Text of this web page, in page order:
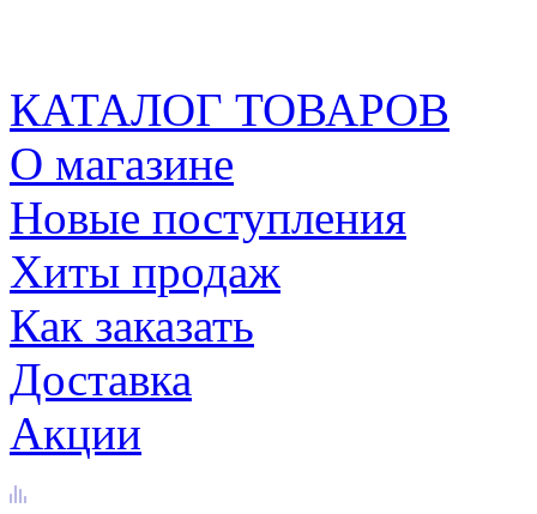
КАТАЛОГ ТОВАРОВ
О магазине
Новые поступления
Хиты продаж
Как заказать
Доставка
Акции